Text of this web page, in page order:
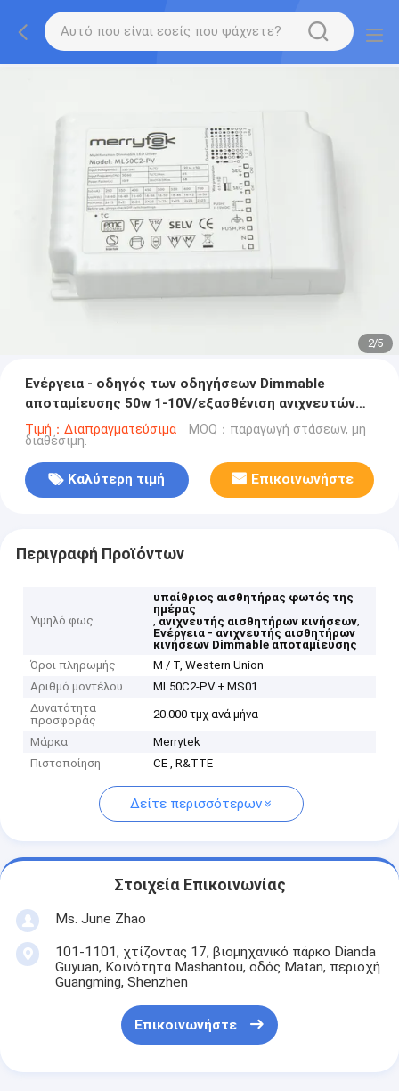
2/5
Ενέργεια - οδηγός των οδηγήσεων Dimmable
αποταμίευσης 50w 1-10V/εξασθένιση ανιχνευτών
αισθητήρων κινήσεων
Τιμή：Διαπραγματεύσιμα MOQ：παραγωγή στάσεων, μη
διαθέσιμη.
Καλύτερη τιμή Επικοινωνήστε
Περιγραφή Προϊόντων
Υψηλό φως
υπαίθριος αισθητήρας φωτός της
ημέρας
, ανιχνευτής αισθητήρων κινήσεων,
Ενέργεια - ανιχνευτής αισθητήρων
κινήσεων Dimmable αποταμίευσης
Όροι πληρωμής
Μ / Τ, Western Union
Αριθμό μοντέλου
ML50C2-PV + MS01
Δυνατότητα
προσφοράς
20.000 τμχ ανά μήνα
Μάρκα
Merrytek
Πιστοποίηση
CE , R&TTE
Δείτε περισσότερων
Στοιχεία Επικοινωνίας
Ms. June Zhao
101-1101, χτίζοντας 17, βιομηχανικό πάρκο Dianda
Guyuan, Κοινότητα Mashantou, οδός Matan, περιοχή
Guangming, Shenzhen
Επικοινωνήστε